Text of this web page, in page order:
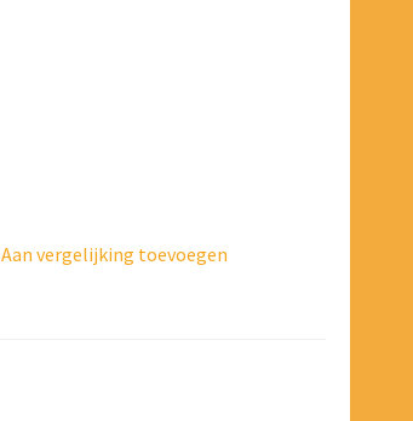
Aan vergelijking toevoegen